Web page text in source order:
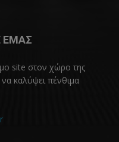
ΕΜΑΣ
site στον χώρο της
καλύψει πένθιμα